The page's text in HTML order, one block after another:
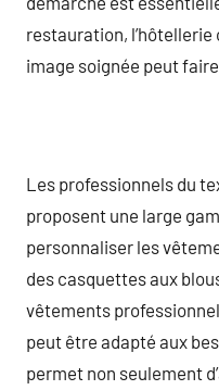
restauration, l’hôtellerie
image soignée peut
Les professionnels du
proposent une large
personnaliser les
des casquettes aux
vêtements
peut être adapté aux
permet non seulement